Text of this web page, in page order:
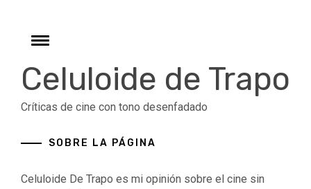
contentToggle
Celuloide de Trapo
Críticas de cine con tono desenfadado
SOBRE LA PÁGINA
Celuloide De Trapo es mi opinión sobre el cine sin